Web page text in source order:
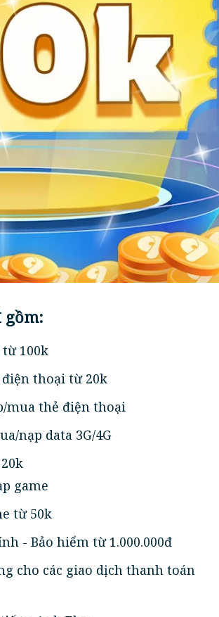
gồm:
100k
thoại từ 20k
mua thẻ điện thoại
nạp data 3G/4G
game
từ 50k
- Bảo hiểm từ 1.000.000đ
cho các giao dịch thanh toán